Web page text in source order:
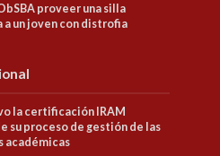
proveer una silla
un joven con distrofia
la certificación IRAM
su proceso de gestión de las
académicas